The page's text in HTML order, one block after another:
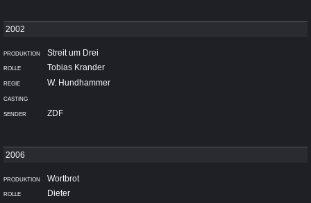
Streit um Drei
Tobias Krander
W. Hundhammer
ZDF
Wortbrot
Dieter